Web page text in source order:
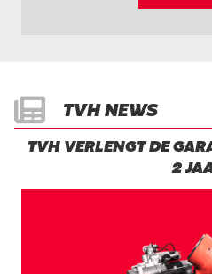
TVH NEWS
TVH VERLENGT DE
2